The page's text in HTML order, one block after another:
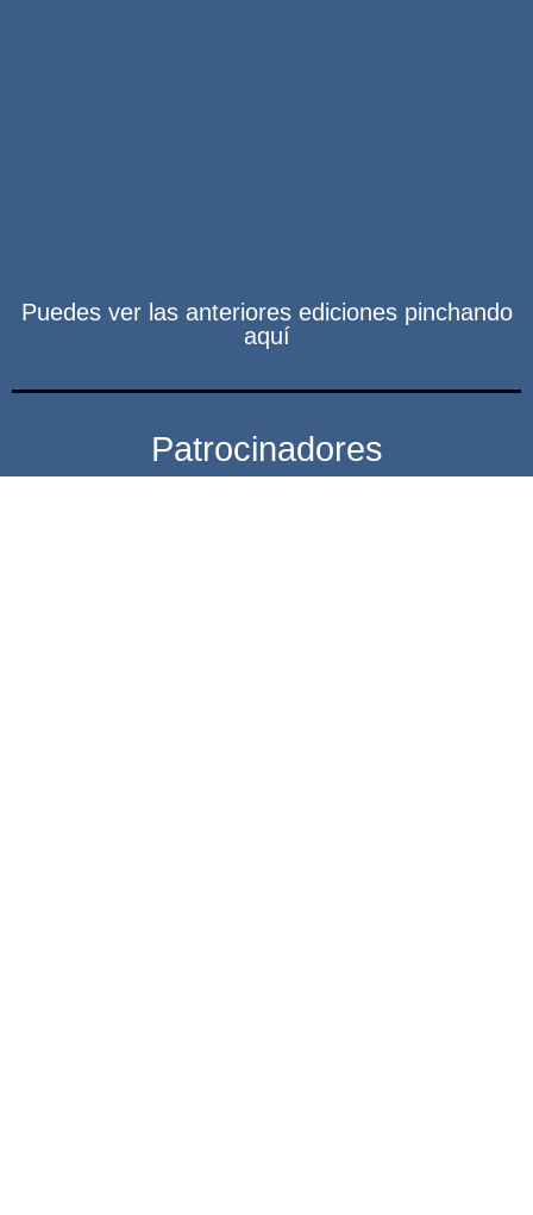
Puedes ver las anteriores ediciones pinchando
aquí
Patrocinadores